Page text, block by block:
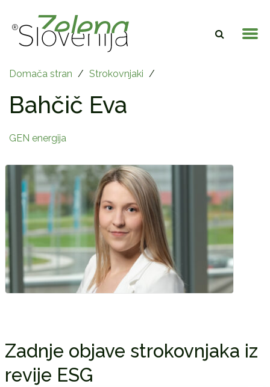
Domača stran / Strokovnjaki /
Bahčič Eva
GEN energija
Zadnje objave strokovnjaka iz
revije ESG